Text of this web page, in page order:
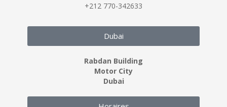
+212 770-342633
Dubai
Rabdan Building
Motor City
Dubai